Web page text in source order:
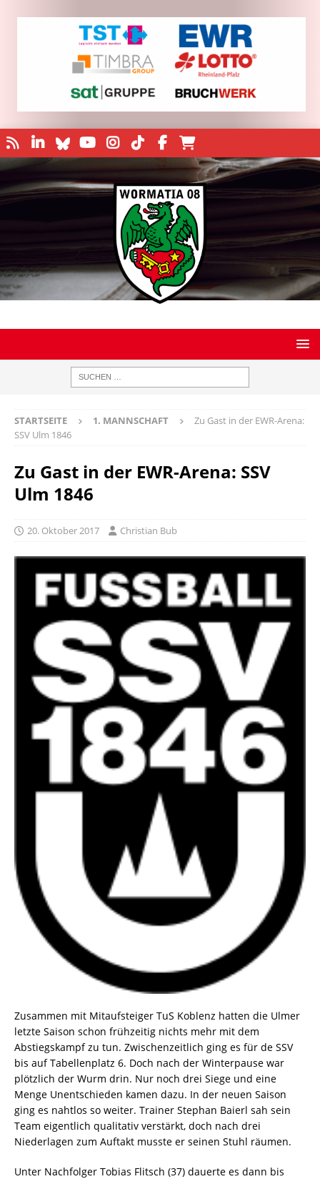
STARTSEITE 1. MANNSCHAFT
Zu Gast in der EWR-Arena:
SSV Ulm 1846
Zu Gast in der EWR-Arena: SSV
Ulm 1846
20. Oktober 2017 Christian Bub
Zusammen mit Mitaufsteiger TuS Koblenz hatten die Ulmer
letzte Saison schon frühzeitig nichts mehr mit dem
Abstiegskampf zu tun. Zwischenzeitlich ging es für de SSV
bis auf Tabellenplatz 6. Doch nach der Winterpause war
plötzlich der Wurm drin. Nur noch drei Siege und eine
Menge Unentschieden kamen dazu. In der neuen Saison
ging es nahtlos so weiter. Trainer Stephan Baierl sah sein
Team eigentlich qualitativ verstärkt, doch nach drei
Niederlagen zum Auftakt musste er seinen Stuhl räumen.
Unter Nachfolger Tobias Flitsch (37) dauerte es dann bis